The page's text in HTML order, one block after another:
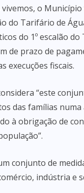
o
do Tarifário de
do 1º escalão
de prazo de
execuções fiscais.
“este
das famílias
à obrigação de
conjunto de
indústria e